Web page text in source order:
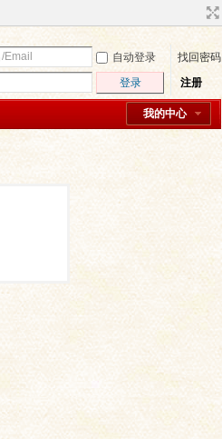
自动登录
找回密码
登录 注册
我的中心